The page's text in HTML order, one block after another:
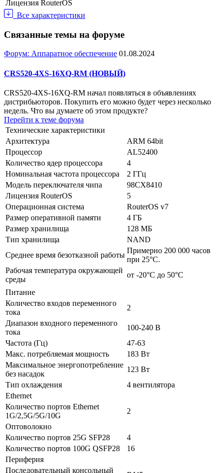
Лицензия RouterOS
Все характеристики
Связанные темы на форуме
Форум: Аппаратное обеспечение 01.08.2024
CRS520-4XS-16XQ-RM (НОВЫЙ)
CRS520-4XS-16XQ-RM начал появляться в объявлениях
дистрибьюторов. Покупить его можно будет через несколько
недель. Что вы думаете об этом продукте?
Перейти к теме форума
Технические характеристики
Архитектура
ARM 64bit
Процессор
AL52400
Количество ядер процессора
4
Номинальная частота процессора
2 ГГц
Модель переключателя чипа
98CX8410
Лицензия RouterOS
5
Операционная система
RouterOS v7
Размер оперативной памяти
4 ГБ
Размер хранилища
128 МБ
Тип хранилища
NAND
Среднее время безотказной работы
Примерно 200 000 часов
при 25°С.
Рабочая температура окружающей
среды
от -20°C до 50°C
Питание
Количество входов переменного
тока
2
Диапазон входного переменного
тока
100-240 В
Частота (Гц)
47-63
Макс. потребляемая мощность
183 Вт
Максимальное энергопотребление
без насадок
123 Вт
Тип охлаждения
4 вентилятора
Ethernet
Количество портов Ethernet
1G/2,5G/5G/10G
2
Оптоволокно
Количество портов 25G SFP28
4
Количество портов 100G QSFP28
16
Периферия
Последовательный консольный